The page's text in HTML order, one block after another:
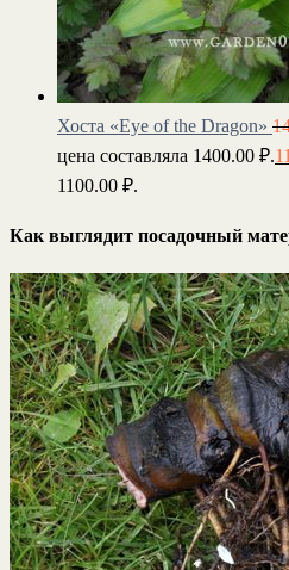
Хоста «Eye of the Dragon»
цена составляла 1400.00 ₽.
1100.00 ₽.
Как выглядит посадочный